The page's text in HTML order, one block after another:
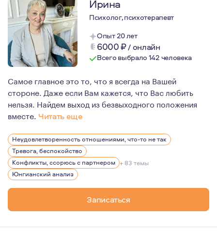
Ирина
Психолог, психотерапевт
Опыт 20 лет
6000₽/ онлайн
Всего выбрало 142 человека
Самое главное это то, что я всегда на Вашей
стороне. Даже если Вам кажется, что Вас любить
нельзя. Найдем выход из безвыходного положения
вместе. Читать еще
Наша психика как отпечаток пальца. Вроде бы у всех
Наша схожесть помогает мне понять вашу боль. А
Самое главное на встречах - это конфиденциальность.
Неудовлетворенность отношениями, что-то не так
Тревога, беспокойство
Конфликты, ссорюсь с партнером + 83 темы
Юнгианский анализ
Записаться